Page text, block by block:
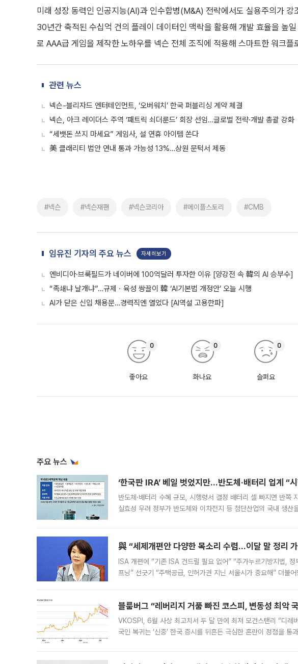
미래 성장 동력인 인공지능(AI)과 인수합병(M&A) 전략에서도 실용주의가 강
30년간 축적된 수십억 건의 플레이 데이터인 맥락을 활용해 개발 효율을 높
로 AAA급 게임을 제작한 노하우를 넥슨 전체 조직에 적용해 스마트한 워크플
관련 뉴스
넥슨-블리자드 엔터테인먼트, ‘오버워치’ 한국 퍼블리싱 계약 체결
넥슨, 아크 레이더스 주역 ‘패트릭 쇠더룬드’ 회장 선임…글로벌 전략·개발 총괄 강화
“세뱃돈 쓰지 마세요” 게임사, 설 연휴 아이템 쏜다
美 클래리티 법안 연내 통과 가능성 13%…상원 문턱서 제동
#넥슨 #넥슨재팬 #넥슨코리아 #메이플스토리 #CMB
임유진 기자의 주요 뉴스 자세히보기
엔비디아·브룩필드가 네이버에 100억달러 투자한 이유 [양강전 속 韓의 AI 승부수]
“족쇄냐 날개냐”…규제ㆍ육성 쌍끌이 韓 ‘AI기본법 개정안’ 오늘 시행
AI가 닫은 신입 채용문…경력직엔 열었다 [AI역설 고용한파]
좋아요
0
화나요
0
슬퍼요
0
주요 뉴스
‘한국판 IRA’ 베일 벗었지만…반도체·배터리 업계 “
반도체·배터리 수혜 규모, 시행령서 결정 배터리 셀 빠지면 반
실효성 우려 정부가 반도체와 이차전지 등 첨단산업의 국내 생산
與 “세제개편안 다양한 목소리 수렴…이달 말 정리
ISA 개편에 “기존 ISA 건드릴 필요 없어” “주가누르기방지법, 정
프닝” 선긋기 “주택공급, 인허가권 지닌 서울시가 중요해” 더불
블룸버그 “레버리지 거품 빠진 코스피, 변동성 최악
VKOSPI, 6월 사상 최고치서 두 달 만에 최저 모건스탠리 “디레
국인 복귀는 ‘신중’ 한국 증시를 뒤흔든 극심한 혼란이 정점을